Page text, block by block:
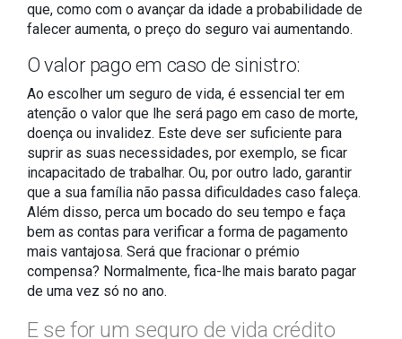
que, como com o avançar da idade a probabilidade de
falecer aumenta, o preço do seguro vai aumentando.
O valor pago em caso de sinistro:
Ao escolher um seguro de vida, é essencial ter em
atenção o valor que lhe será pago em caso de morte,
doença ou invalidez. Este deve ser suficiente para
suprir as suas necessidades, por exemplo, se ficar
incapacitado de trabalhar. Ou, por outro lado, garantir
que a sua família não passa dificuldades caso faleça.
Além disso, perca um bocado do seu tempo e faça
bem as contas para verificar a forma de pagamento
mais vantajosa. Será que fracionar o prémio
compensa? Normalmente, fica-lhe mais barato pagar
de uma vez só no ano.
E se for um seguro de vida crédito